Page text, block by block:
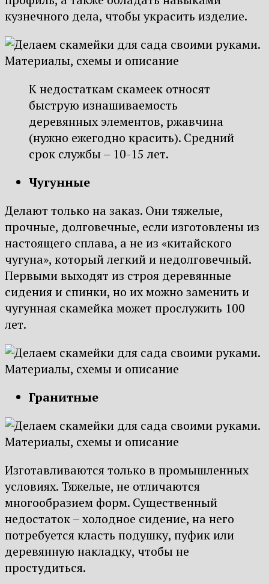
кузнечного дела, чтобы украсить изделие.
К недостаткам скамеек относят
быструю изнашиваемость
деревянных элементов, ржавчина
(нужно ежегодно красить). Средний
срок службы – 10-15 лет.
Чугунные
Делают только на заказ. Они тяжелые,
прочные, долговечные, если изготовлены из
настоящего сплава, а не из «китайского
чугуна», который легкий и недолговечный.
Первыми выходят из строя деревянные
сидения и спинки, но их можно заменить и
чугунная скамейка может прослужить 100
лет.
Гранитные
Изготавливаются только в промышленных
условиях. Тяжелые, не отличаются
многообразием форм. Существенный
недостаток – холодное сидение, на него
потребуется класть подушку, пуфик или
деревянную накладку, чтобы не
простудиться.